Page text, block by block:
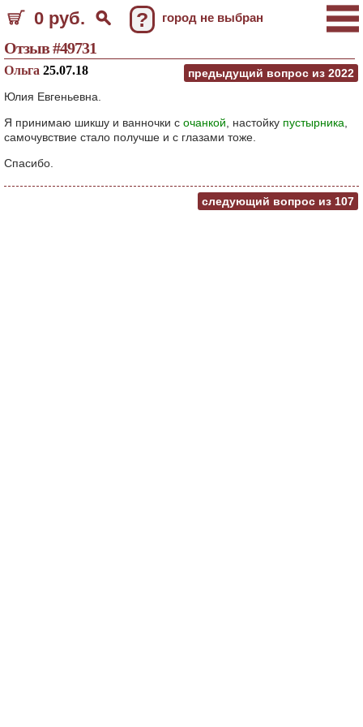
0 руб. ? город не выбран
Отзыв #49731
предыдущий вопрос из 2022
Ольга 25.07.18
Юлия Евгеньевна.
Я принимаю шикшу и ванночки с очанкой , настойку пустырника
самочувствие стало получше и с глазами тоже.
Спасибо.
следующий вопрос из 107